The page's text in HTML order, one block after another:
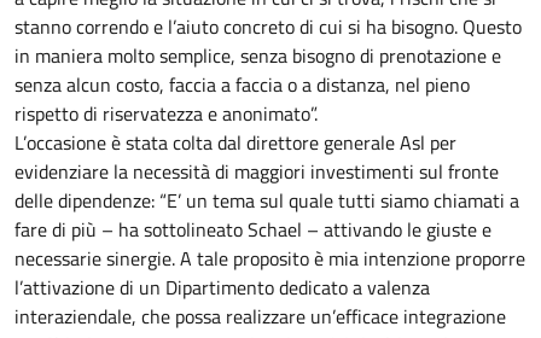
stanno correndo e l’aiuto concreto di cui si ha bisogno. Questo
in maniera molto semplice, senza bisogno di prenotazione e
senza alcun costo, faccia a faccia o a distanza, nel pieno
rispetto di riservatezza e anonimato”.
L’occasione è stata colta dal direttore generale Asl per
evidenziare la necessità di maggiori investimenti sul fronte
delle dipendenze: “E’ un tema sul quale tutti siamo chiamati a
fare di più – ha sottolineato Schael – attivando le giuste e
necessarie sinergie. A tale proposito è mia intenzione proporre
l’attivazione di un Dipartimento dedicato a valenza
interaziendale, che possa realizzare un’efficace integrazione